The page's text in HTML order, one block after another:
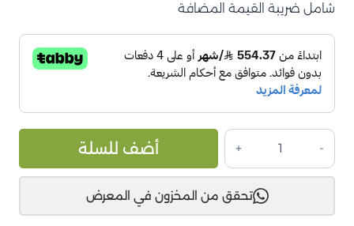
شامل ضريبة القيمة المضافة
كمية
أدراج
تخزين
دبل
أضف للسلة
تحقق من المخزون في المعرض